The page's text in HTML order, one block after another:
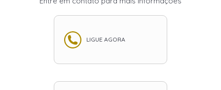
LIGUE AGORA